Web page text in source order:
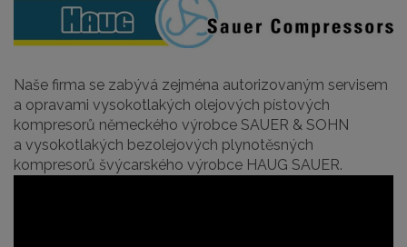
Naše firma se zabývá zejména autorizovaným servisem
a opravami vysokotlakých olejových pístových
kompresorů německého výrobce SAUER & SOHN
a vysokotlakých bezolejových plynotěsných
kompresorů švýcarského výrobce HAUG SAUER.